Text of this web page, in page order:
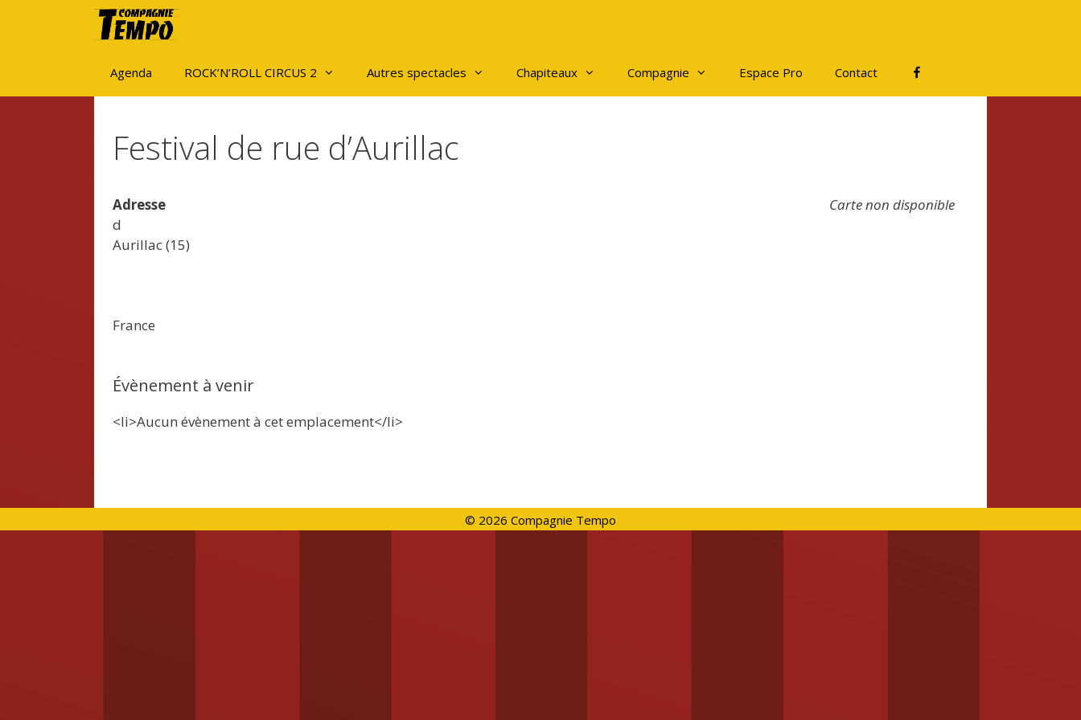
Agenda ROCK’N’ROLL CIRCUS 2 Autres spectacles Chapiteaux Compagnie Espace Pro Contact
Festival de rue d’Aurillac
Carte non disponible
Adresse
d
Aurillac (15)
France
Évènement à venir
<li>Aucun évènement à cet emplacement</li>
© 2026 Compagnie Tempo